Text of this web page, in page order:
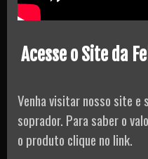
Acesse o Site da
Venha visitar nosso site e
soprador. Para saber o
o produto clique no link.